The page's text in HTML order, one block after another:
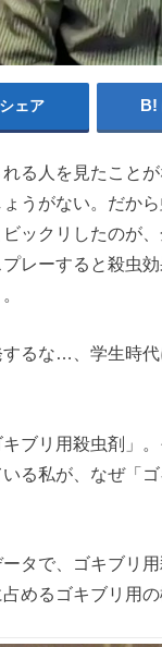
シェア
る人を見たこと
うがない。だか
ックリしたのが
レーすると殺虫
るな…、学生時
ブリ用殺虫剤」
る私が、なぜ「
タで、ゴキブリ
めるゴキブリ用